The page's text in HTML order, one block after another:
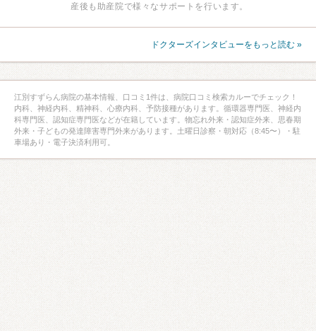
産後も助産院で様々なサポートを行います。
ドクターズインタビューをもっと読む »
江別すずらん病院の基本情報、口コミ1件は、病院口コミ検索カルーでチェック！
内科、神経内科、精神科、心療内科、予防接種があります。循環器専門医、神経内
科専門医、認知症専門医などが在籍しています。物忘れ外来・認知症外来、思春期
外来・子どもの発達障害専門外来があります。土曜日診察・朝対応（8:45〜）・駐
車場あり・電子決済利用可。